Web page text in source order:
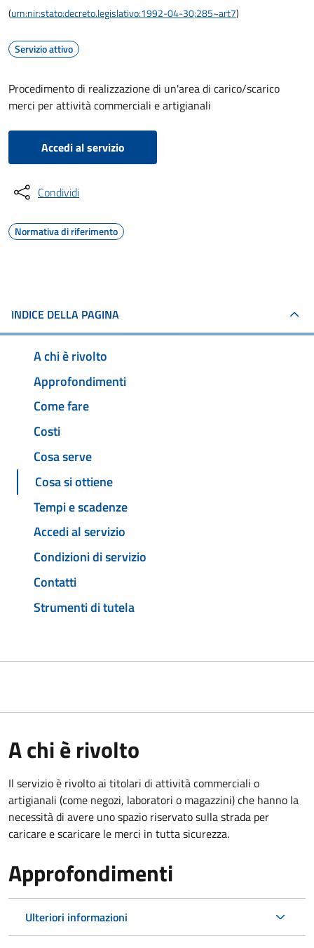
(urn:nir:stato:decreto.legislativo:1992-04-30;285~art7)
Servizio attivo
Procedimento di realizzazione di un'area di carico/scarico
merci per attività commerciali e artigianali
Accedi al servizio
Condividi
Normativa di riferimento
INDICE DELLA PAGINA
A chi è rivolto
Approfondimenti
Come fare
Costi
Cosa serve
Cosa si ottiene
Tempi e scadenze
Accedi al servizio
Condizioni di servizio
Contatti
Strumenti di tutela
A chi è rivolto
Il servizio è rivolto ai titolari di attività commerciali o
artigianali (come negozi, laboratori o magazzini) che hanno la
necessità di avere uno spazio riservato sulla strada per
caricare e scaricare le merci in tutta sicurezza.
Approfondimenti
Ulteriori informazioni